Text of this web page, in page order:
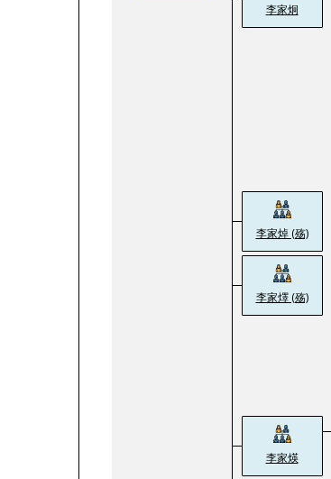
李家炯
李家焯 (殇)
李家燡 (殇)
李家煐